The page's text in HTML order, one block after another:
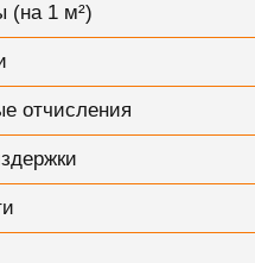
(на 1 м²)
отчисления